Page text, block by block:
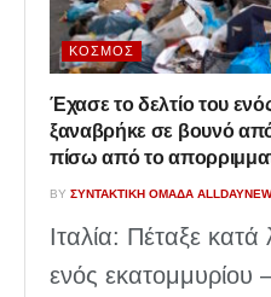
ΚΌΣΜΟΣ
Έχασε το δελτίο του
ξαναβρήκε σε βουνό
πίσω από το
BY ΣΥΝΤΑΚΤΙΚΉ ΟΜΆΔΑ
Ιταλία: Πέταξε κατά
ενός εκατομμυρίου